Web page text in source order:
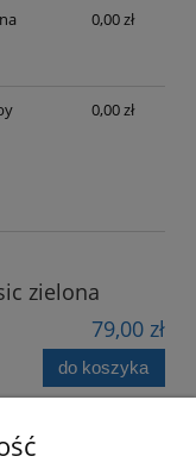
0,00 zł
0,00 zł
zielona
79,00 zł
do koszyka